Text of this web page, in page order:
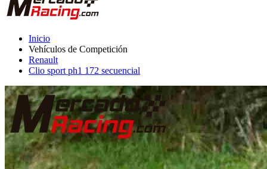
Vehículos de Competición
Renault
Clio sport ph1 172 secuencial